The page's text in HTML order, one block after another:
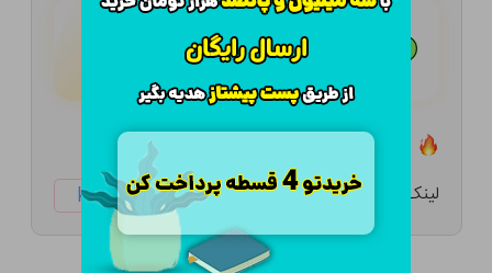
هـر قسط با تــرب‌پــی: ۳۵,۵۵۰
تعداد ۳ عدد در انبار موجود است
لینک کوتاه: ketabtala.com/sbp-47873